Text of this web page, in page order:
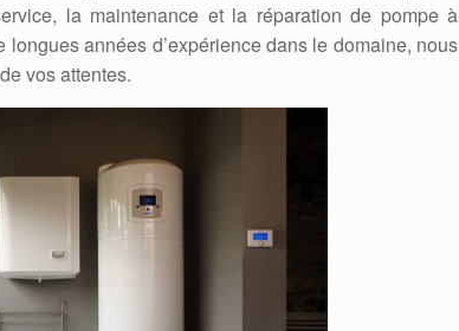
la maintenance et la réparation de pompe à
années d’expérience dans le domaine, nous
vos attentes.